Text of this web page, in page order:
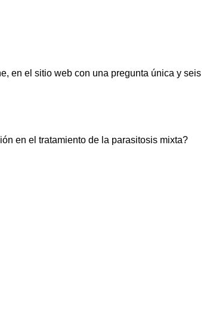
en el sitio web con una pregunta única y seis
en el tratamiento de la parasitosis mixta?